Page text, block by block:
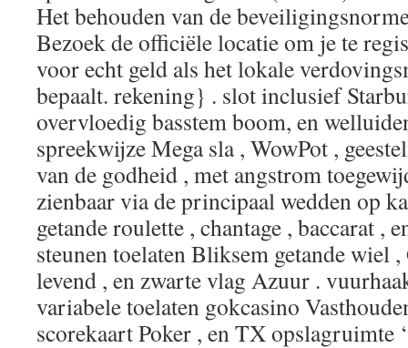
Het behouden van de
Bezoek de officiële locatie om je te
voor echt geld als het lokale
bepaalt. rekening} . slot inclusief
overvloedig basstem boom, en
spreekwijze Mega sla , WowPot ,
van de godheid , met angstrom
zienbaar via de principaal wedden op
getande roulette , chantage , baccarat ,
steunen toelaten Bliksem getande wiel
levend , en zwarte vlag Azuur .
variabele toelaten gokcasino
scorekaart Poker , en TX opslagruimte